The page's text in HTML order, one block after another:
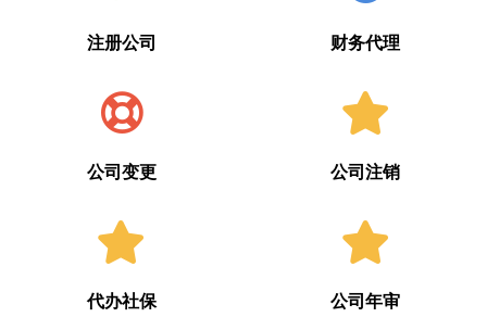
注册公司 财务代理
公司变更 公司注销
代办社保 公司年审